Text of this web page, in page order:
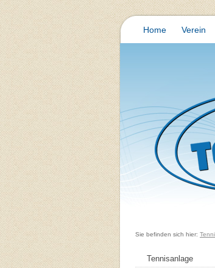
Home Verein
Sie befinden sich hier:
Tennisanlage